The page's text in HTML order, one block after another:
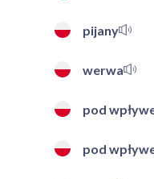
pijany
werwa
pod
pod